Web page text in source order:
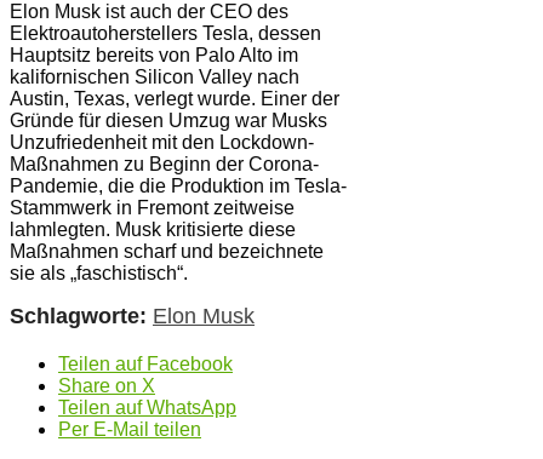
Elon Musk ist auch der CEO des
Elektroautoherstellers Tesla, dessen
Hauptsitz bereits von Palo Alto im
kalifornischen Silicon Valley nach
Austin, Texas, verlegt wurde. Einer der
Gründe für diesen Umzug war Musks
Unzufriedenheit mit den Lockdown-
Maßnahmen zu Beginn der Corona-
Pandemie, die die Produktion im Tesla-
Stammwerk in Fremont zeitweise
lahmlegten. Musk kritisierte diese
Maßnahmen scharf und bezeichnete
sie als „faschistisch“.
Schlagworte: Elon Musk
Teilen auf Facebook
Share on X
Teilen auf WhatsApp
Per E-Mail teilen